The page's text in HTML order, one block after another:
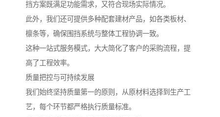
挡方案既满足功能需求，又符合现场实际情况。
此外，我们还可提供多种配套建材产品，如各类板材、
檩条等，确保围挡系统与整体工程协调一致。
这种一站式服务模式，大大简化了客户的采购流程，提
高了工程效率。
质量把控与可持续发展
我们始终坚持质量第一的原则，从原材料选择到生产工
艺，每个环节都严格执行质量标准。